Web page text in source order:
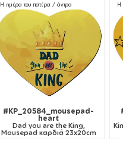
Η ημέρα του πατέρα / άντρα
#KP_20584_mousepad-
heart
Dad you are the King,
Mousepad καρδιά 23x20cm
Η